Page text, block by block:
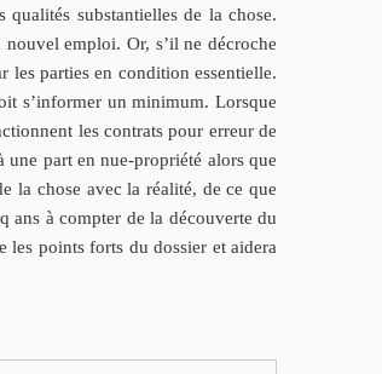
qualités substantielles de la chose.
nouvel emploi. Or, s’il ne décroche
parties en condition essentielle.
s’informer un minimum. Lorsque
les contrats pour erreur de
une part en nue-propriété alors que
la chose avec la réalité, de ce que
ans à compter de la découverte du
les points forts du dossier et aidera